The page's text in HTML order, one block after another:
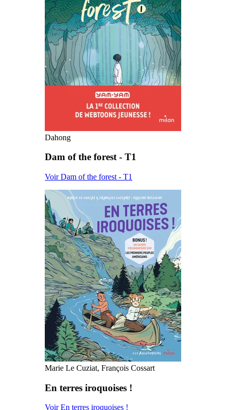
Dahong
Dam of the forest - T1
Voir Dam of the forest - T1
Marie Le Cuziat, François Cossart
En terres iroquoises !
Voir En terres iroquoises !